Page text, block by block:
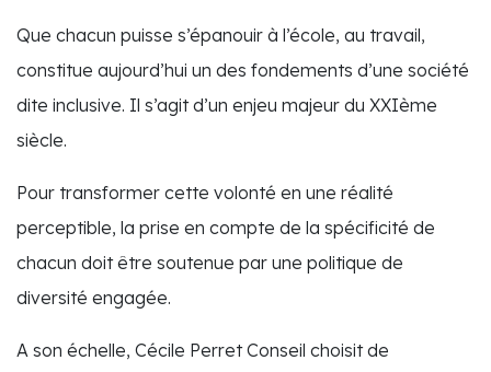
Que chacun puisse s’épanouir à l’école, au travail,
constitue aujourd’hui un des fondements d’une société
dite inclusive. Il s’agit d’un enjeu majeur du XXIème
siècle.
Pour transformer cette volonté en une réalité
perceptible, la prise en compte de la spécificité de
chacun doit être soutenue par une politique de
diversité engagée.
A son échelle, Cécile Perret Conseil choisit de